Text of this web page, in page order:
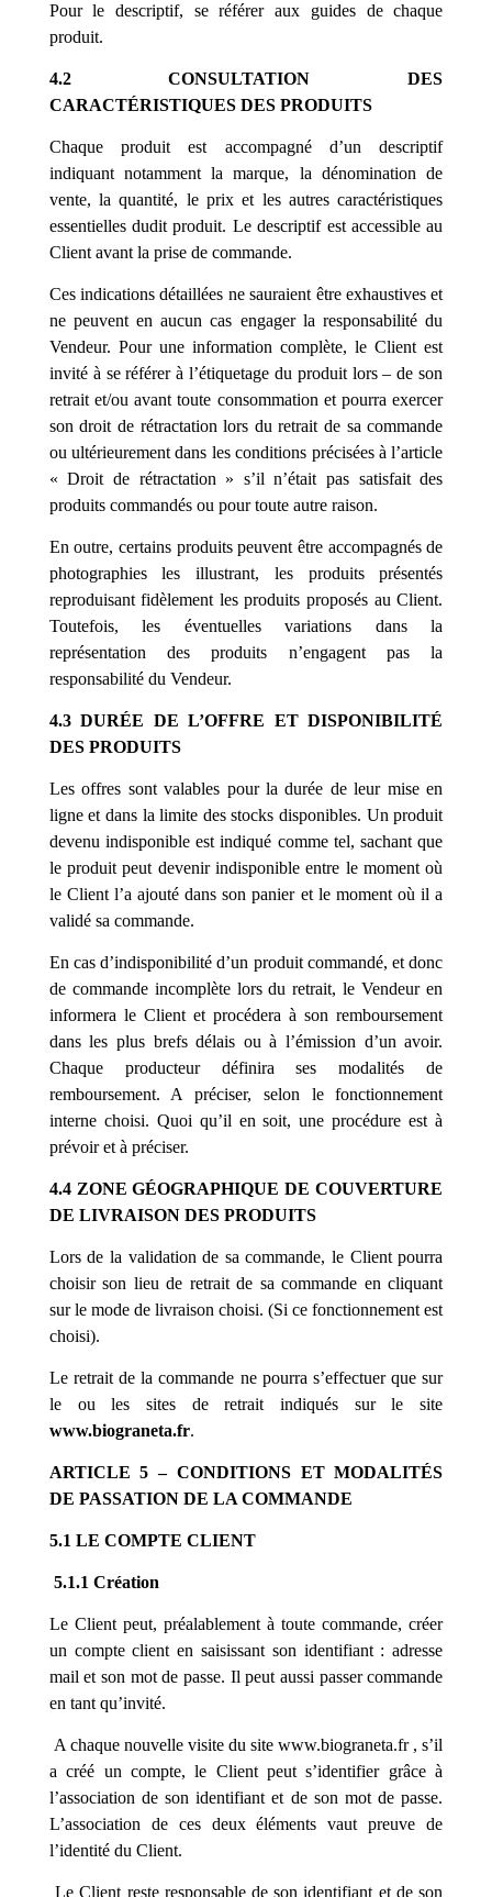
Pour le descriptif, se référer aux guides de chaque
produit.
4.2 CONSULTATION DES
CARACTÉRISTIQUES DES PRODUITS
Chaque produit est accompagné d’un descriptif
indiquant notamment la marque, la dénomination de
vente, la quantité, le prix et les autres caractéristiques
essentielles dudit produit. Le descriptif est accessible au
Client avant la prise de commande.
Ces indications détaillées ne sauraient être exhaustives et
ne peuvent en aucun cas engager la responsabilité du
Vendeur. Pour une information complète, le Client est
invité à se référer à l’étiquetage du produit lors – de son
retrait et/ou avant toute consommation et pourra exercer
son droit de rétractation lors du retrait de sa commande
ou ultérieurement dans les conditions précisées à l’article
« Droit de rétractation » s’il n’était pas satisfait des
produits commandés ou pour toute autre raison.
En outre, certains produits peuvent être accompagnés de
photographies les illustrant, les produits présentés
reproduisant fidèlement les produits proposés au Client.
Toutefois, les éventuelles variations dans la
représentation des produits n’engagent pas la
responsabilité du Vendeur.
4.3 DURÉE DE L’OFFRE ET DISPONIBILITÉ
DES PRODUITS
Les offres sont valables pour la durée de leur mise en
ligne et dans la limite des stocks disponibles. Un produit
devenu indisponible est indiqué comme tel, sachant que
le produit peut devenir indisponible entre le moment où
le Client l’a ajouté dans son panier et le moment où il a
validé sa commande.
En cas d’indisponibilité d’un produit commandé, et donc
de commande incomplète lors du retrait, le Vendeur en
informera le Client et procédera à son remboursement
dans les plus brefs délais ou à l’émission d’un avoir.
Chaque producteur définira ses modalités de
remboursement. A préciser, selon le fonctionnement
interne choisi. Quoi qu’il en soit, une procédure est à
prévoir et à préciser.
4.4 ZONE GÉOGRAPHIQUE DE COUVERTURE
DE LIVRAISON DES PRODUITS
Lors de la validation de sa commande, le Client pourra
choisir son lieu de retrait de sa commande en cliquant
sur le mode de livraison choisi. (Si ce fonctionnement est
choisi).
Le retrait de la commande ne pourra s’effectuer que sur
le ou les sites de retrait indiqués sur le site
www.biograneta.fr.
ARTICLE 5 – CONDITIONS ET MODALITÉS
DE PASSATION DE LA COMMANDE
5.1 LE COMPTE CLIENT
5.1.1 Création
Le Client peut, préalablement à toute commande, créer
un compte client en saisissant son identifiant : adresse
mail et son mot de passe. Il peut aussi passer commande
en tant qu’invité.
A chaque nouvelle visite du site www.biograneta.fr , s’il
a créé un compte, le Client peut s’identifier grâce à
l’association de son identifiant et de son mot de passe.
L’association de ces deux éléments vaut preuve de
l’identité du Client.
Le Client reste responsable de son identifiant et de son